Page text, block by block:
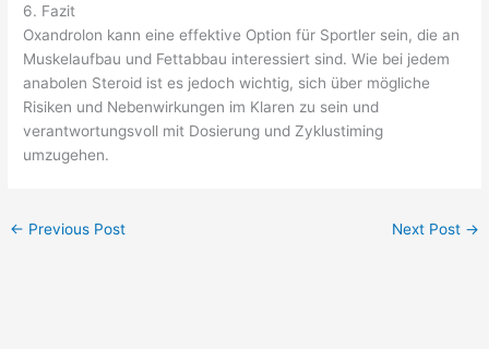
6. Fazit
Oxandrolon kann eine effektive Option für Sportler sein, die an
Muskelaufbau und Fettabbau interessiert sind. Wie bei jedem
anabolen Steroid ist es jedoch wichtig, sich über mögliche
Risiken und Nebenwirkungen im Klaren zu sein und
verantwortungsvoll mit Dosierung und Zyklustiming
umzugehen.
← Previous Post Next Post →